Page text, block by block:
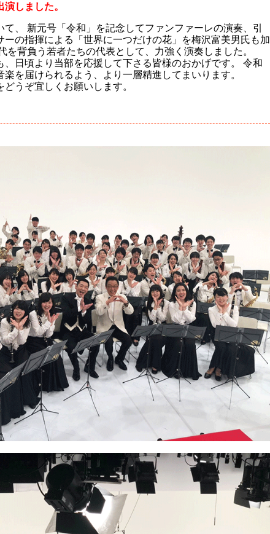
しました。
、 新元号「令和」を記念してファンファーレの演奏、引
ーの指揮による「世界に一つだけの花」を梅沢富美男氏も加
を背負う若者たちの代表として、力強く演奏しました。
日頃より当部を応援して下さる皆様のおかげです。 令和
を届けられるよう、より一層精進してまいります。
うぞ宜しくお願いします。